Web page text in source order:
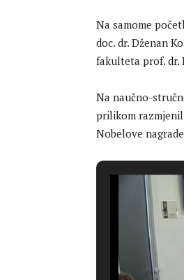
Na samome
doc. dr. Dženan
fakulteta prof. dr.
Na naučno-
prilikom
Nobelove